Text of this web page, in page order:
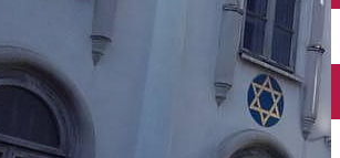
auto
vehicule electrice